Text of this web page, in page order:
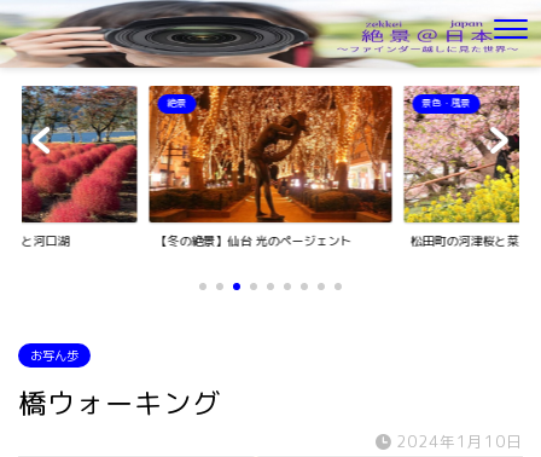
アと河口湖
絶景
【冬の絶景】仙台 光のページェント
景色・風景
松田町の河津桜と菜の
お写ん歩
橋ウォーキング
2024年1月10日